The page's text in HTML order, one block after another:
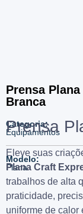
Prensa
Branca
Categoria:
Equipamentos
Modelo:
Plana
Prensa
Eleve suas
Plana Craft
trabalhos de alta
praticidade,
uniforme de calor